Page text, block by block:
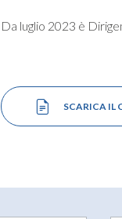
Da luglio 2023 è
SCARICA IL